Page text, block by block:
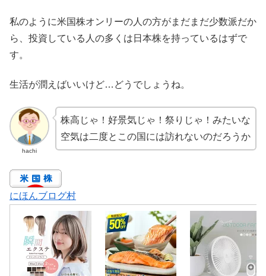
私のように米国株オンリーの人の方がまだまだ少数派だか
ら、投資している人の多くは日本株を持っているはずで
す。
生活が潤えばいいけど…どうでしょうね。
hachi
株高じゃ！好景気じゃ！祭りじゃ！みたいな
空気は二度とこの国には訪れないのだろうか
にほんブログ村